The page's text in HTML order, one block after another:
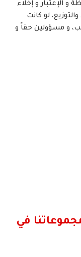
الإعتبار و إخلاء
لو كانت
و مسؤولين حقاً و
في